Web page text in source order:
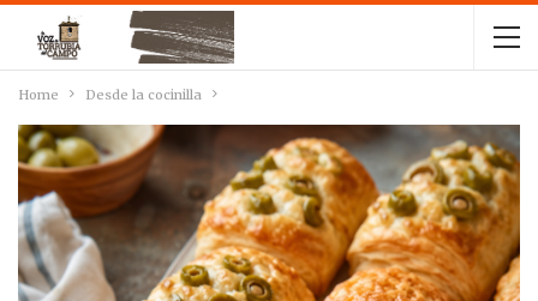
Home Desde la cocinilla